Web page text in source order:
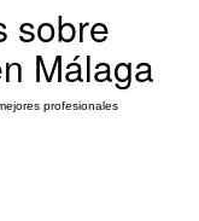
sobre
Málaga
profesionales